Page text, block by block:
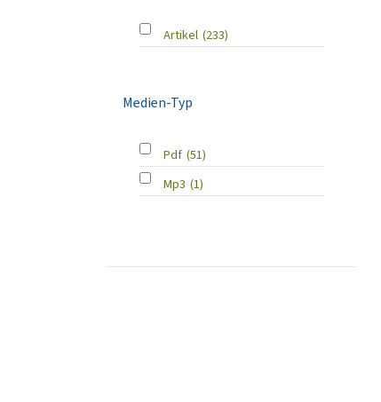
Artikel (233)
Medien-Typ
Pdf (51)
Mp3 (1)